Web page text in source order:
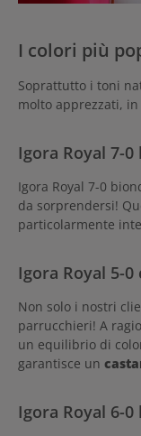
I colori più
Soprattutto i toni
molto apprezzati,
Igora Royal 7-
Igora Royal 7-0
da sorprendersi!
particolarmente
Igora Royal 5-
Non solo i nostri
parrucchieri! A
un equilibrio di
garantisce un
Igora Royal 6-